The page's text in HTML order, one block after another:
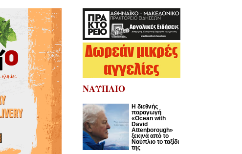
ΝΑΥΠΛΙΟ
Η διεθνής
παραγωγή
«Ocean with
David
Attenborough»
ξεκινά από το
Ναύπλιο το ταξίδι
της